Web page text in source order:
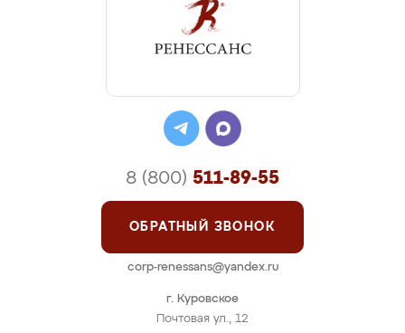
г. Куровское
Почтовая ул., 12
8 (800) 511-89-55
ОБРАТНЫЙ ЗВОНОК
corp-renessans@yandex.ru